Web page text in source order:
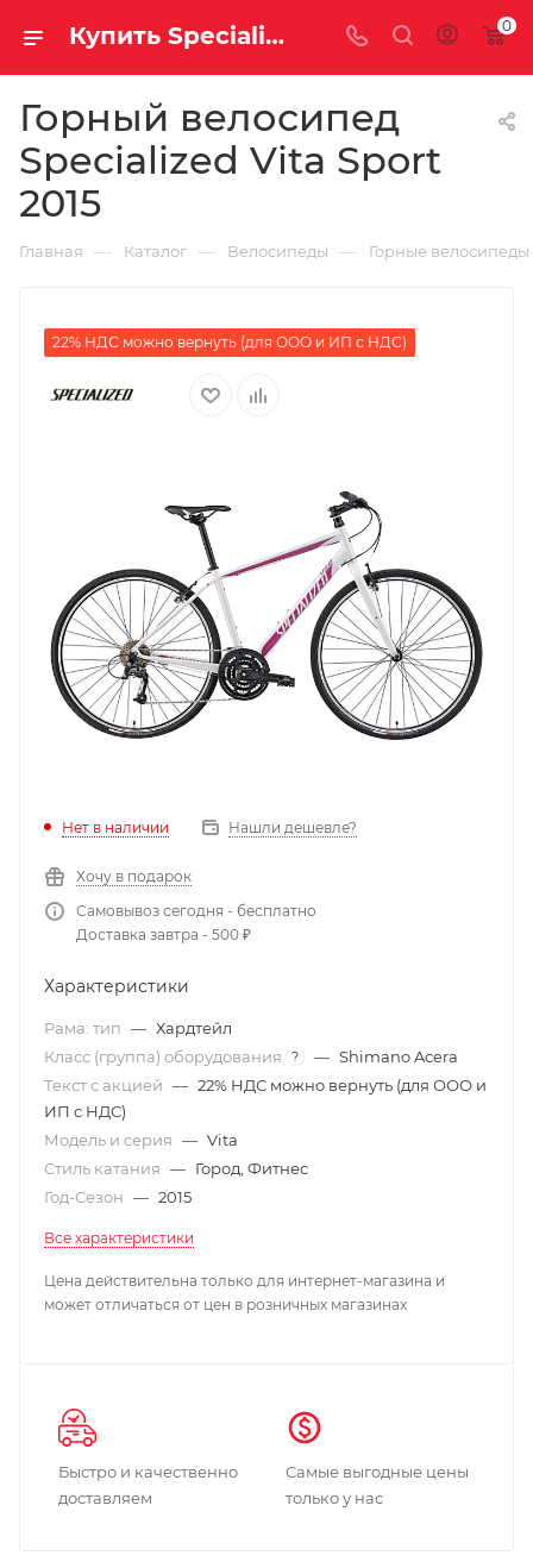
Купить Specialized Vita Sport 2015 за рублей, а со скидкой 0
Горный велосипед
Specialized Vita Sport
2015
Главная — Каталог — Велосипеды — Горные велосипеды
22% НДС можно вернуть (для ООО и ИП с НДС)
Нет в наличии Нашли дешевле?
Хочу в подарок
Самовывоз сегодня - бесплатно
Доставка завтра - 500 ₽
Характеристики
Рама: тип — Хардтейл
Класс (группа) оборудования
? — Shimano Acera
Текст с акцией — 22% НДС можно вернуть (для ООО и
ИП с НДС)
Модель и серия — Vita
Стиль катания — Город, Фитнес
Год-Сезон — 2015
Все характеристики
Цена действительна только для интернет-магазина и
может отличаться от цен в розничных магазинах
Быстро и качественно
доставляем
Самые выгодные цены
только у нас